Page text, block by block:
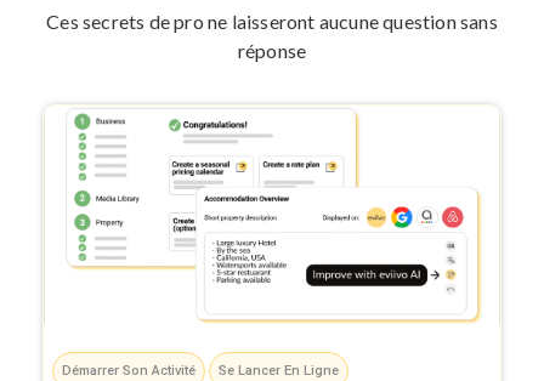
Ces secrets de pro ne laisseront aucune question sans
réponse
Démarrer Son Activité Se Lancer En Ligne